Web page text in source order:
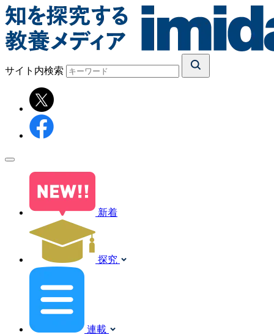
サイト内検索
新着
探究
連載